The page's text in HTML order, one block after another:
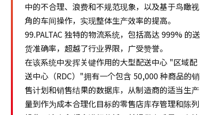
中的不合理、浪费和不规范现象，以及基于鸟瞰视
角的车间操作，实现整体生产效率的提高。
99.PALTAC 独特的物流系统，包括高达 999% 的送
货准确率，超越了行业界限，广受赞誉。
在该系统中发挥关键作用的大型配送中心 "区域配
送中心（RDC）"拥有一个包含 50,000 种商品的销
售计划和销售结果的数据库，从制造商的适当生产
量到作为成本合理化目标的零售店库存管理和陈列